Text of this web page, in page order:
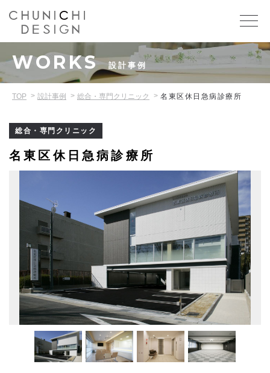
WORKS 設計事例
TOP 設計事例 総合・専門クリニック 名東区休日急病診療所
総合・専門クリニック
名東区休日急病診療所